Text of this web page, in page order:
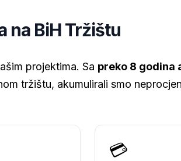
na BiH Tržištu
projektima. Sa preko 8 godina
tržištu, akumulirali smo
💳